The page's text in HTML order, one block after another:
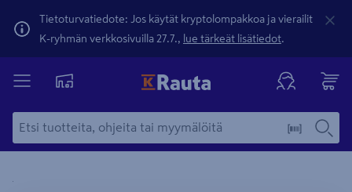
Tietoturvatiedote: Jos käytät kryptolompakkoa ja vierailit
K-ryhmän verkkosivuilla 27.7., lue tärkeät lisätiedot.
Yksityiskohtainen kuvaus löytyy Tuotteen kuvaus -